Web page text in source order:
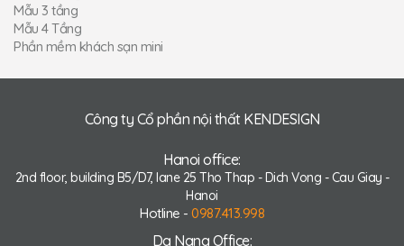
Mẫu 3 tầng
Mẫu 4 Tầng
Phần mềm khách sạn mini
Công ty Cổ phần nội thất KENDESIGN
Hanoi office:
2nd floor, building B5/D7, lane 25 Tho Thap - Dich Vong - Cau Giay -
Hanoi
Hotline - 0987.413.998
Da Nang Office: